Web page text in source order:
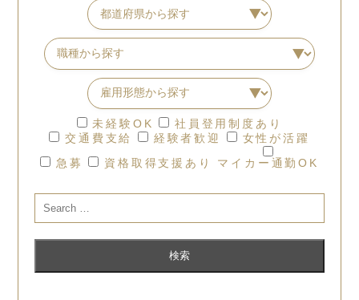
未経験OK
社員登用制度あり
交通費支給
経験者歓迎
女性が活躍
急募
資格取得支援あり マイカー通勤OK